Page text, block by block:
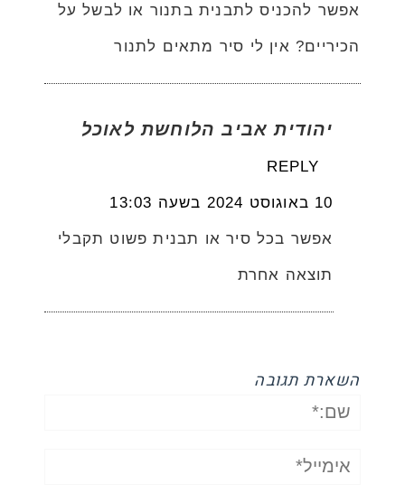
אפשר להכניס לתבנית בתנור או לבשל על
הכיריים? אין לי סיר מתאים לתנור
יהודית אביב הלוחשת לאוכל
REPLY
10 באוגוסט 2024 בשעה 13:03
אפשר בכל סיר או תבנית פשוט תקבלי
תוצאה אחרת
השארת תגובה
שם:*
אימייל*